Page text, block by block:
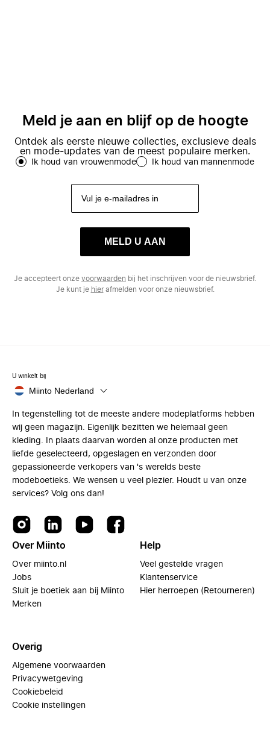
Meld je aan en blijf op de hoogte
Ontdek als eerste nieuwe collecties, exclusieve deals
en mode-updates van de meest populaire merken.
Ik houd van vrouwenmode Ik houd van mannenmode
MELD U AAN
Je accepteert onze voorwaarden bij het inschrijven voor de nieuwsbrief.
Je kunt je hierafmelden voor onze nieuwsbrief.
U winkelt bij
Miinto Nederland
In tegenstelling tot de meeste andere modeplatforms hebben
wij geen magazijn. Eigenlijk bezitten we helemaal geen
kleding. In plaats daarvan worden al onze producten met
liefde geselecteerd, opgeslagen en verzonden door
gepassioneerde verkopers van 's werelds beste
modeboetieks. We wensen u veel plezier. Houdt u van onze
services? Volg ons dan!
Over Miinto
Over miinto.nl
Jobs
Sluit je boetiek aan bij Miinto
Merken
Help
Veel gestelde vragen
Klantenservice
Hier herroepen (Retourneren)
Overig
Algemene voorwaarden
Privacywetgeving
Cookiebeleid
Cookie instellingen